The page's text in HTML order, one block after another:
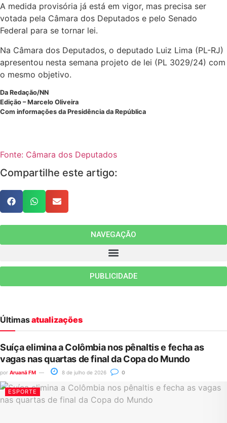
A medida provisória já está em vigor, mas precisa ser
votada pela Câmara dos Deputados e pelo Senado
Federal para se tornar lei.
Na Câmara dos Deputados, o deputado Luiz Lima (PL-RJ)
apresentou nesta semana projeto de lei (PL 3029/24) com
o mesmo objetivo.
Da Redação/NN
Edição – Marcelo Oliveira
Com informações da Presidência da República
Fonte: Câmara dos Deputados
Compartilhe este artigo:
NAVEGAÇÃO
PUBLICIDADE
Últimasatualizações
Suíça elimina a Colômbia nos pênaltis e fecha as
vagas nas quartas de final da Copa do Mundo
por Aruanã FM 8 de julho de 2026 0
ESPORTE